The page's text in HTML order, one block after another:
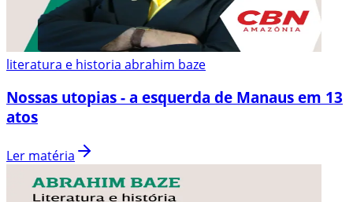
literatura e historia abrahim baze
Nossas utopias - a esquerda de Manaus em 13
atos
Ler matéria